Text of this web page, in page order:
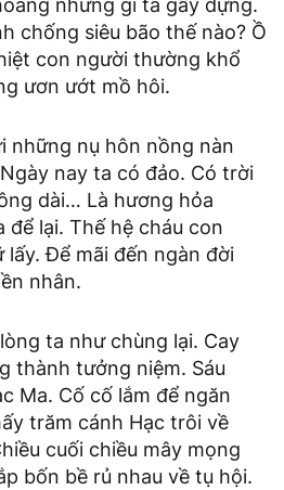
những gì ta gầy dựng.
chống siêu bão thế nào? Ồ
con người thường khổ
ươn ướt mồ hôi.
những nụ hôn nồng nàn
nay ta có đảo. Có trời
dài… Là hương hỏa
để lại. Thế hệ cháu con
lấy. Để mãi đến ngàn đời
nhân.
ta như chùng lại. Cay
thành tưởng niệm. Sáu
Ma. Cố cố lắm để ngăn
trăm cánh Hạc trôi về
cuối chiều mây mọng
bốn bề rủ nhau về tụ hội.